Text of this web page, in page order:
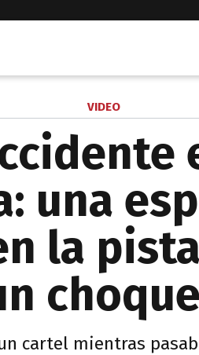
VIDEO
una
la
cartel mientras